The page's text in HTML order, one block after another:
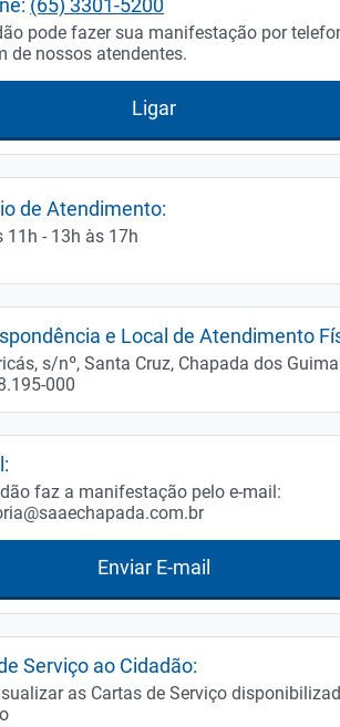
(65) 3301-5200
pode fazer sua manifestação por
de nossos atendentes.
Ligar
de Atendimento:
11h - 13h às 17h
e Local de Atendimento
s/nº, Santa Cruz, Chapada dos
000
faz a manifestação pelo e-mail:
Enviar E-mail
Serviço ao Cidadão:
as Cartas de Serviço